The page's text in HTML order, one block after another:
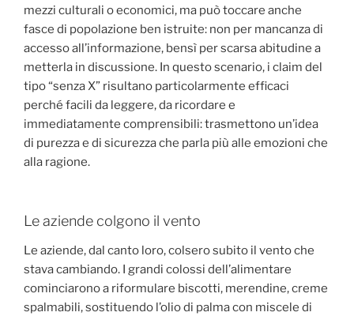
mezzi culturali o economici, ma può toccare anche
fasce di popolazione ben istruite: non per mancanza di
accesso all’informazione, bensì per scarsa abitudine a
metterla in discussione. In questo scenario, i claim del
tipo “senza X” risultano particolarmente efficaci
perché facili da leggere, da ricordare e
immediatamente comprensibili: trasmettono un’idea
di purezza e di sicurezza che parla più alle emozioni che
alla ragione.
Le aziende colgono il vento
Le aziende, dal canto loro, colsero subito il vento che
stava cambiando. I grandi colossi dell’alimentare
cominciarono a riformulare biscotti, merendine, creme
spalmabili, sostituendo l’olio di palma con miscele di